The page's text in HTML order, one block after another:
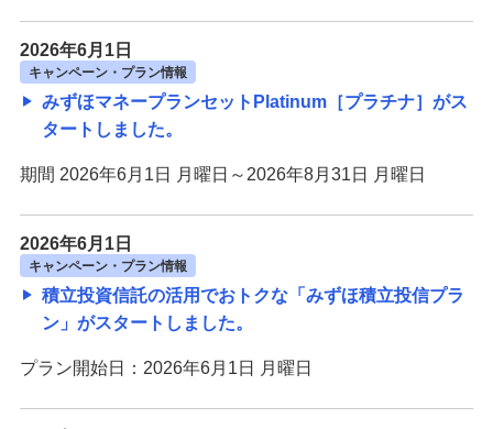
2026年6月1日
キャンペーン・プラン情報
みずほマネープランセットPlatinum［プラチナ］がス
タートしました。
期間 2026年6月1日 月曜日～2026年8月31日 月曜日
2026年6月1日
キャンペーン・プラン情報
積立投資信託の活用でおトクな「みずほ積立投信プラ
ン」がスタートしました。
プラン開始日：2026年6月1日 月曜日